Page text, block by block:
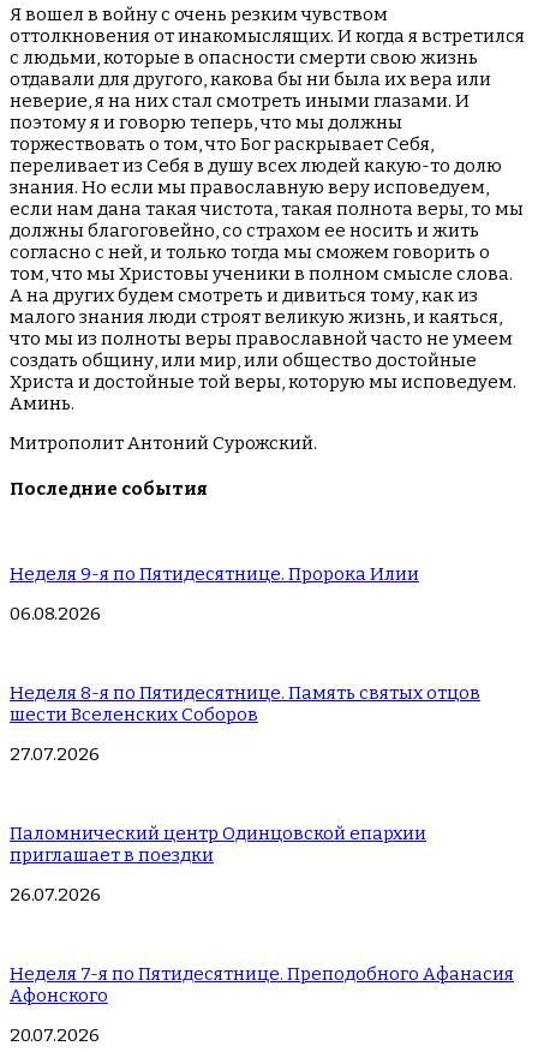
Я вошел в войну с очень резким чувством
оттолкновения от инакомыслящих. И когда я встретился
с людьми, которые в опасности смерти свою жизнь
отдавали для другого, какова бы ни была их вера или
неверие, я на них стал смотреть иными глазами. И
поэтому я и говорю теперь, что мы должны
торжествовать о том, что Бог раскрывает Себя,
переливает из Себя в душу всех людей какую-то долю
знания. Но если мы православную веру исповедуем,
если нам дана такая чистота, такая полнота веры, то мы
должны благоговейно, со страхом ее носить и жить
согласно с ней, и только тогда мы сможем говорить о
том, что мы Христовы ученики в полном смысле слова.
А на других будем смотреть и дивиться тому, как из
малого знания люди строят великую жизнь, и каяться,
что мы из полноты веры православной часто не умеем
создать общину, или мир, или общество достойные
Христа и достойные той веры, которую мы исповедуем.
Аминь.
Митрополит Антоний Сурожский.
Последние события
Неделя 9-я по Пятидесятнице. Пророка Илии
06.08.2026
Неделя 8-я по Пятидесятнице. Память святых отцов
шести Вселенских Соборов
27.07.2026
Паломнический центр Одинцовской епархии
приглашает в поездки
26.07.2026
Неделя 7-я по Пятидесятнице. Преподобного Афанасия
Афонского
20.07.2026